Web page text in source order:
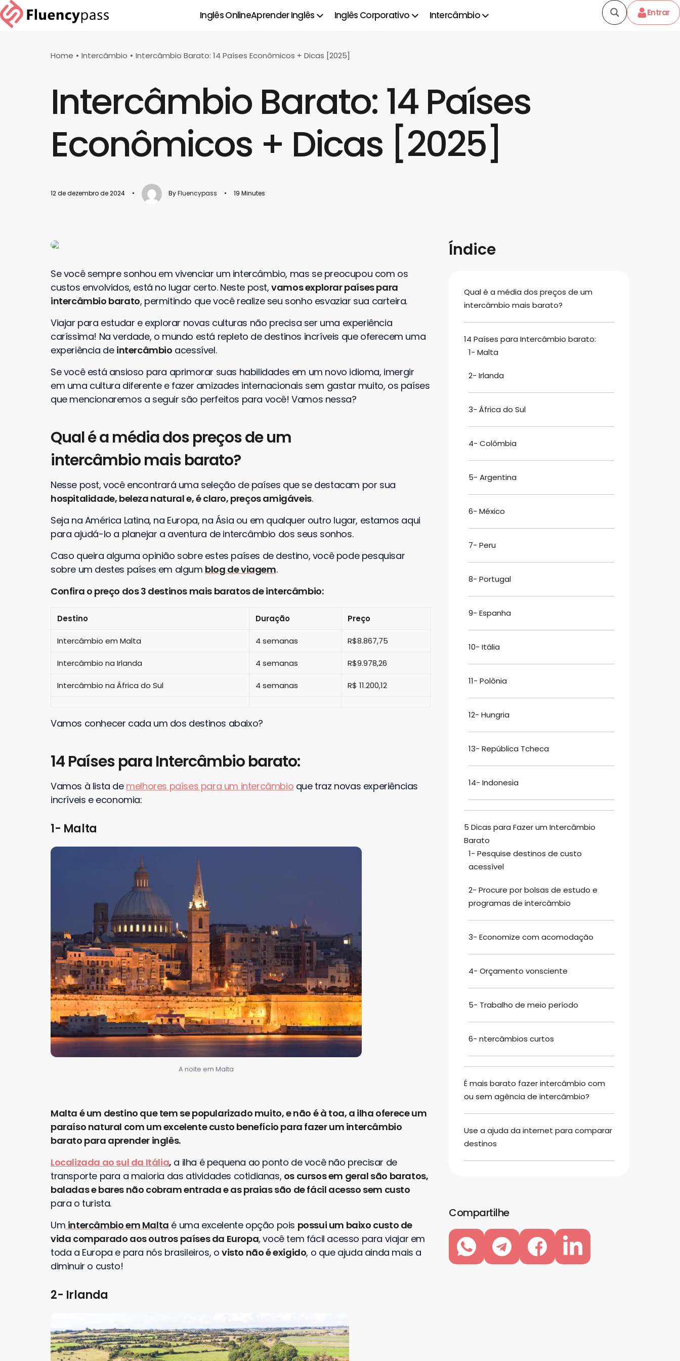
Inglês OnlineAprender Inglês Inglês Corporativo Intercâmbio Entrar
Home Intercâmbio Intercâmbio Barato: 14 Países Econômicos + Dicas [2025]
Intercâmbio Barato: 14 Países
Econômicos + Dicas [2025]
12 de dezembro de 2024 • ByFluencypass • 19 Minutes
Se você sempre sonhou em vivenciar um intercâmbio, mas se preocupou com os
custos envolvidos, está no lugar certo. Neste post,vamos explorar países para
intercâmbio barato, permitindo que você realize seu sonho esvaziar sua carteira.
Viajar para estudar e explorar novas culturas não precisa ser uma experiência
caríssima! Na verdade, o mundo está repleto de destinos incríveis que oferecem uma
experiência de intercâmbio acessível.
Se você está ansioso para aprimorar suas habilidades em um novo idioma, imergir
em uma cultura diferente e fazer amizades internacionais sem gastar muito, os países
que mencionaremos a seguir são perfeitos para você! Vamos nessa?
Qual é a média dos preços de um
intercâmbio mais barato?
Nesse post, você encontrará uma seleção de países que se destacam por sua
hospitalidade, beleza natural e, é claro, preços amigáveis.
Seja na América Latina, na Europa, na Ásia ou em qualquer outro lugar, estamos aqui
para ajudá-lo a planejar a aventura de intercâmbio dos seus sonhos.
Caso queira alguma opinião sobre estes países de destino, você pode pesquisar
sobre um destes países em algum blog de viagem.
Confira o preço dos 3 destinos mais baratos de intercâmbio:
Destino Duração Preço
Intercâmbio em Malta 4 semanas R$8.867,75
Intercâmbio na Irlanda 4 semanas R$9.978,26
Intercâmbio na África do Sul 4 semanas R$ 11.200,12
Vamos conhecer cada um dos destinos abaixo?
14 Países para Intercâmbio barato:
Vamos à lista de melhores países para um intercâmbio que traz novas experiências
incríveis e economia:
1- Malta
A noite em Malta
Malta é um destino que tem se popularizado muito, e não é à toa, a ilha oferece um
paraíso natural com um excelente custo benefício para fazer um intercâmbio
barato para aprender inglês.
Localizada ao sul da Itália, a ilha é pequena ao ponto de você não precisar de
transporte para a maioria das atividades cotidianas, os cursos em geral são baratos,
baladas e bares não cobram entrada e as praias são de fácil acesso sem custo
para o turista.
Um intercâmbio em Malta é uma excelente opção pois possui um baixo custo de
vida comparado aos outros países da Europa, você tem fácil acesso para viajar em
toda a Europa e para nós brasileiros, ovisto não é exigido, o que ajuda ainda mais a
diminuir o custo!
2- Irlanda
Índice
Qual é a média dos preços de um
intercâmbio mais barato?
14 Países para Intercâmbio barato:
1- Malta
2- Irlanda
3- África do Sul
4- Colômbia
5- Argentina
6- México
7- Peru
8- Portugal
9- Espanha
10- Itália
11- Polônia
12- Hungria
13- República Tcheca
14- Indonesia
5 Dicas para Fazer um Intercâmbio
Barato
1- Pesquise destinos de custo
acessível
2- Procure por bolsas de estudo e
programas de intercâmbio
3- Economize com acomodação
4- Orçamento vonsciente
5- Trabalho de meio período
6- ntercâmbios curtos
É mais barato fazer intercâmbio com
ou sem agência de intercâmbio?
Use a ajuda da internet para comparar
destinos
Compartilhe